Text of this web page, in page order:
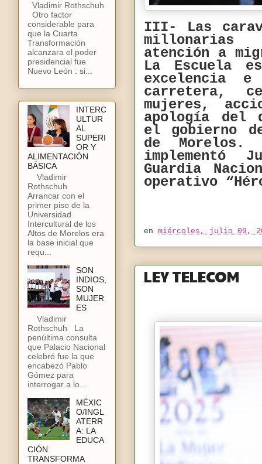
III- Las
atención a
La Escuela
excelencia
carretera,
mujeres,
apología del
el gobierno
de
implementó
Guardia
operativo
en miércoles, julio 09,
LEY TELECOM
Vladimir Rothschuh
Otro factor
considerable para
que la Cuarta
Transformación
alcanzara el poder
presidencial fue
Nuevo León : si...
INTERC
ULTUR
AL
SUPERI
OR Y
ALIMENTACIÓN
BÁSICA
Vladimir
Rothschuh
Arrancar con el
primer piso de la
Universidad
Intercultural de los
Altos de Morelos era
la base inicial que
requ...
SON
INDIOS,
SON
MUJER
ES
Vladimir
Rothschuh La
penúltima consulta
que Palacio Nacional
celebró fue la que
encabezó Pablo
Gómez para
interrogar a lo...
MÉXIC
O/INGL
ATERR
A: LA
EDUCA
CIÓN
TRANSFORMA